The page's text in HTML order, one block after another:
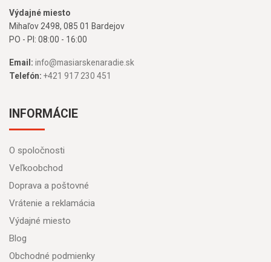
Výdajné miesto
Mihaľov 2498, 085 01 Bardejov
PO - PI: 08:00 - 16:00
Email: info@masiarskenaradie.sk
Telefón: +421 917 230 451
INFORMÁCIE
O spoločnosti
Veľkoobchod
Doprava a poštovné
Vrátenie a reklamácia
Výdajné miesto
Blog
Obchodné podmienky